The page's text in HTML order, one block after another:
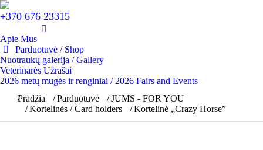
+370 676 23315
Apie Mus
Parduotuvė / Shop
Nuotraukų galerija / Gallery
Veterinarės Užrašai
2026 metų mugės ir renginiai / 2026 Fairs and Events
You are here:
Pradžia Parduotuvė
JUMS - FOR YOU
Kortelinės / Card holders
Kortelinė „Crazy Horse”